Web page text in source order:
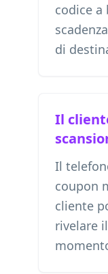
codice a
di
Il
Il
coupon
cliente
rivelare